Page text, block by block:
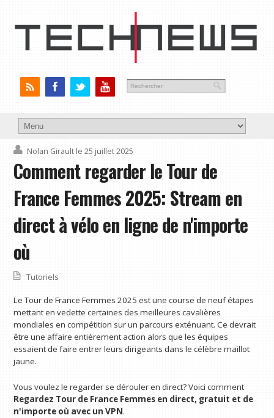
Nolan Girault le 25 juillet 2025
Comment regarder le Tour de
France Femmes 2025: Stream en
direct à vélo en ligne de n'importe
où
Tutoriels
Le Tour de France Femmes 2025 est une course de neuf étapes
mettant en vedette certaines des meilleures cavalières
mondiales en compétition sur un parcours exténuant. Ce devrait
être une affaire entièrement action alors que les équipes
essaient de faire entrer leurs dirigeants dans le célèbre maillot
jaune.
Vous voulez le regarder se dérouler en direct? Voici comment
Regardez Tour de France Femmes en direct, gratuit et de
n'importe où avec un VPN.